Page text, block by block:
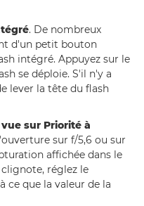
. De nombreux
d'un petit bouton
intégré. Appuyez sur le
se déploie. S'il n'y a
lever la tête du flash
sur Priorité à
sur f/5,6 ou sur
affichée dans le
réglez le
ce que la valeur de la